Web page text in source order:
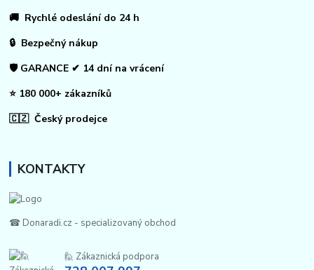
🚚 Rychlé odeslání do 24 h
🔒 Bezpečný nákup
🛡️ GARANCE ✔ 14 dní na vrácení
⭐ 180 000+ zákazníků
🇨🇿 Český prodejce
KONTAKTY
☎ Donaradi.cz - specializovaný obchod
🙋 Zákaznická podpora